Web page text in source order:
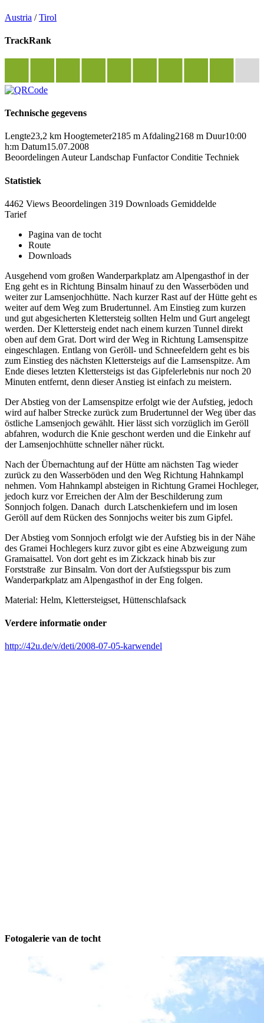
Austria /Tirol
TrackRank
Technische gegevens
Lengte23,2 km Hoogtemeter2185 m Afdaling2168 m Duur10:00
h:m Datum15.07.2008
Beoordelingen Auteur Landschap Funfactor Conditie Techniek
Statistiek
4462 Views Beoordelingen 319 Downloads Gemiddelde
Tarief
Pagina van de tocht
Route
Downloads
Ausgehend vom großen Wanderparkplatz am Alpengasthof in der
Eng geht es in Richtung Binsalm hinauf zu den Wasserböden und
weiter zur Lamsenjochhütte. Nach kurzer Rast auf der Hütte geht es
weiter auf dem Weg zum Brudertunnel. Am Einstieg zum kurzen
und gut abgesicherten Klettersteig sollten Helm und Gurt angelegt
werden. Der Klettersteig endet nach einem kurzen Tunnel direkt
oben auf dem Grat. Dort wird der Weg in Richtung Lamsenspitze
eingeschlagen. Entlang von Geröll- und Schneefeldern geht es bis
zum Einstieg des nächsten Klettersteigs auf die Lamsenspitze. Am
Ende dieses letzten Klettersteigs ist das Gipfelerlebnis nur noch 20
Minuten entfernt, denn dieser Anstieg ist einfach zu meistern.
Der Abstieg von der Lamsenspitze erfolgt wie der Aufstieg, jedoch
wird auf halber Strecke zurück zum Brudertunnel der Weg über das
östliche Lamsenjoch gewählt. Hier lässt sich vorzüglich im Geröll
abfahren, wodurch die Knie geschont werden und die Einkehr auf
der Lamsenjochhütte schneller näher rückt.
Nach der Übernachtung auf der Hütte am nächsten Tag wieder
zurück zu den Wasserböden und den Weg Richtung Hahnkampl
nehmen. Vom Hahnkampl absteigen in Richtung Gramei Hochleger,
jedoch kurz vor Erreichen der Alm der Beschilderung zum
Sonnjoch folgen. Danach durch Latschenkiefern und im losen
Geröll auf dem Rücken des Sonnjochs weiter bis zum Gipfel.
Der Abstieg vom Sonnjoch erfolgt wie der Aufstieg bis in der Nähe
des Gramei Hochlegers kurz zuvor gibt es eine Abzweigung zum
Gramaisattel. Von dort geht es im Zickzack hinab bis zur
Forststraße zur Binsalm. Von dort der Aufstiegsspur bis zum
Wanderparkplatz am Alpengasthof in der Eng folgen.
Material: Helm, Klettersteigset, Hüttenschlafsack
Verdere informatie onder
http://42u.de/v/deti/2008-07-05-karwendel
Fotogalerie van de tocht